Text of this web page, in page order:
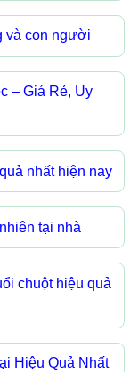
và con người
– Giá Rẻ, Uy
nhất hiện nay
tại nhà
chuột hiệu quả
Hiệu Quả Nhất